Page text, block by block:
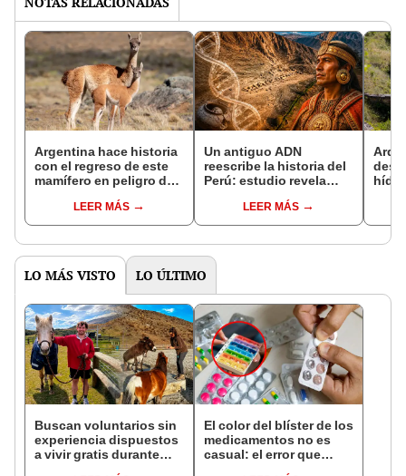
Argentina hace historia
con el regreso de este
mamífero en peligro de
esfuerzos culminan en
una reintroducción
conservación ecológica
LEER MÁS
Un antiguo ADN
reescribe la historia del
Perú: estudio revela
de más de 700 km siglos
antes de los incas
LEER MÁS
la
LO MÁS VISTO LO ÚLTIMO
Buscan voluntarios sin
experiencia dispuestos
a vivir gratis durante
El color del blíster de los
medicamentos no es
casual: el error que